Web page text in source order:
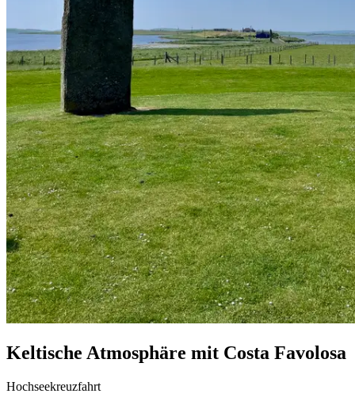
Keltische Atmosphäre mit Costa Favolosa
Hochseekreuzfahrt